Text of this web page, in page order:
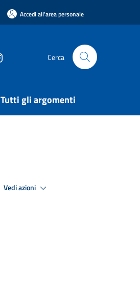
Accedi all'area personale
Cerca
Tutti gli argomenti
Vedi azioni